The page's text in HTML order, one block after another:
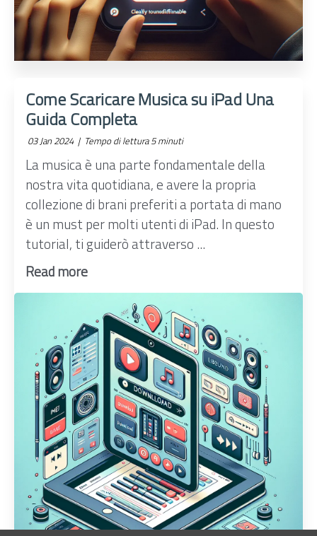
Come Scaricare Musica su iPad Una
Guida Completa
03 Jan 2024 | Tempo di lettura 5 minuti
La musica è una parte fondamentale della
nostra vita quotidiana, e avere la propria
collezione di brani preferiti a portata di mano
è un must per molti utenti di iPad. In questo
tutorial, ti guiderò attraverso ...
Read more